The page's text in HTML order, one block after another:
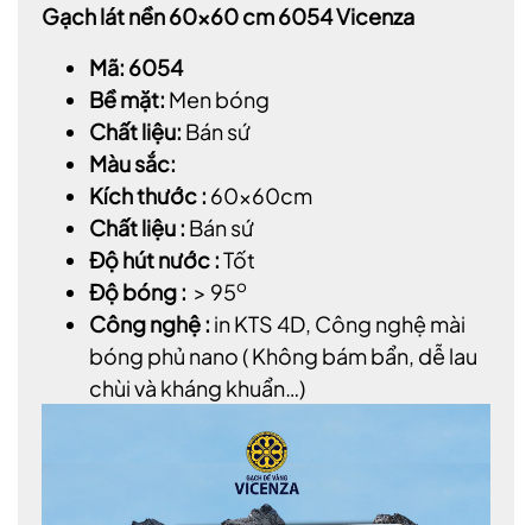
Gạch lát nền 60x60 cm 6054 Vicenza
Mã: 6054
Bề mặt: Men bóng
Chất liệu: Bán sứ
Màu sắc:
Kích thước : 60x60cm
Chất liệu : Bán sứ
Độ hút nước :Tốt
Độ bóng : > 95o
Công nghệ : in KTS 4D, Công nghệ mài
bóng phủ nano ( Không bám bẩn, dễ lau
chùi và kháng khuẩn…)